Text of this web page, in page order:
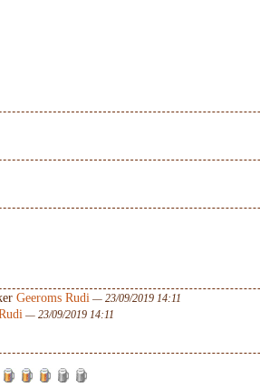
Geeroms Rudi — 23/09/2019 14:11
— 23/09/2019 14:11